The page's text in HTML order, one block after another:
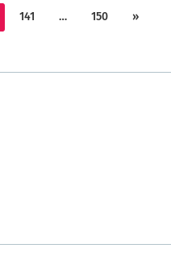
141 … 150 »